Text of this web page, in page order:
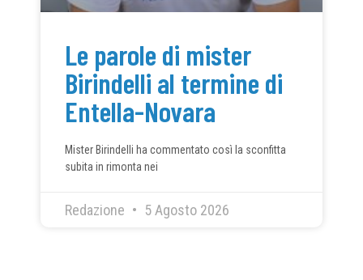
Le parole di mister
Birindelli al termine di
Entella-Novara
Mister Birindelli ha commentato così la sconfitta
subita in rimonta nei
Redazione 5 Agosto 2026